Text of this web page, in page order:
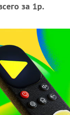
за 1р.